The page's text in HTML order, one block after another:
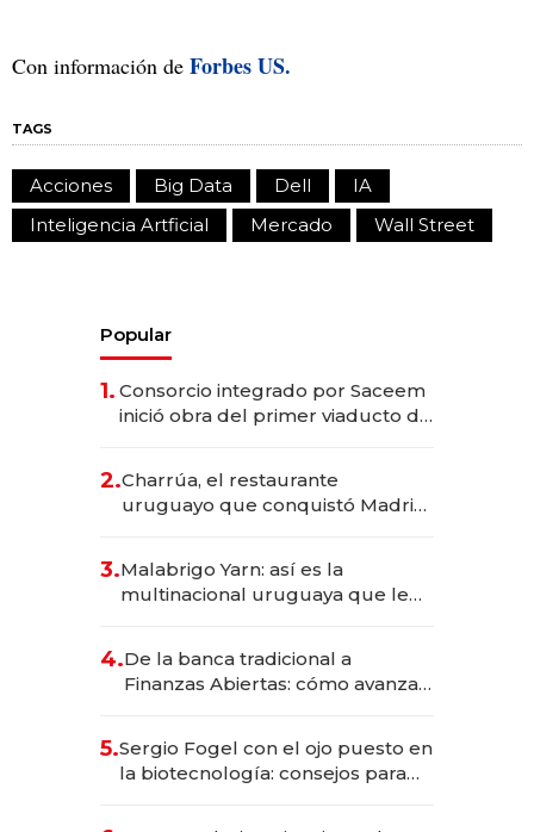
Con información de Forbes US.
TAGS
Acciones Big Data Dell
IA
Inteligencia Artficial
Mercado Wall Street
Popular
1. Consorcio integrado por Saceem
inició obra del primer viaducto de
millones
2.Charrúa, el restaurante
uruguayo que conquistó Madrid:
anticipación y prepara apertura
3.Malabrigo Yarn: así es la
multinacional uruguaya que le
4.De la banca tradicional a
Finanzas Abiertas: cómo avanza
5.Sergio Fogel con el ojo puesto en
la biotecnología: consejos para